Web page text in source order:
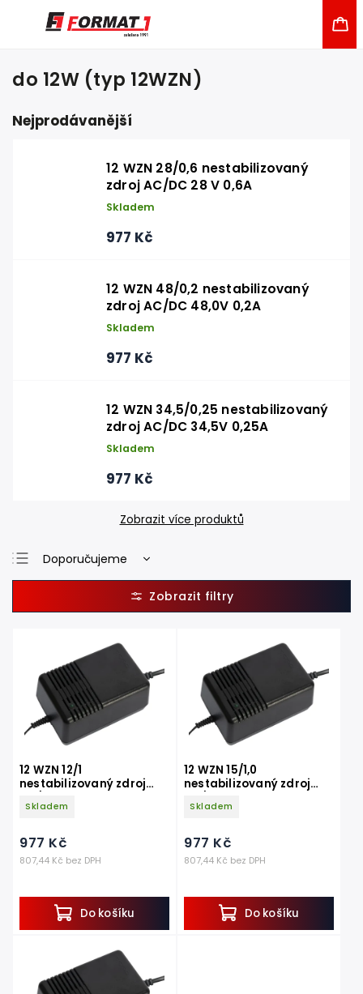
do 12W (typ 12WZN)
Nejprodávanější
12 WZN 28/0,6 nestabilizovaný
zdroj AC/DC 28 V 0,6A
Skladem
977 Kč
12 WZN 48/0,2 nestabilizovaný
zdroj AC/DC 48,0V 0,2A
Skladem
977 Kč
12 WZN 34,5/0,25 nestabilizovaný
zdroj AC/DC 34,5V 0,25A
Skladem
977 Kč
Zobrazit více produktů
Doporučujeme
Nejlevnější
Nejdražší
Abecedně
12 WZN 12/1
nestabilizovaný zdroj
Skladem
807,44 Kč bez DPH
977 Kč
Do košíku
12 WZN 15/1,0
nestabilizovaný zdroj
Skladem
807,44 Kč bez DPH
977 Kč
Do košíku